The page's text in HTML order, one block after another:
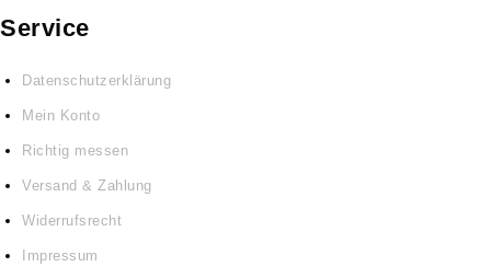
Service
Datenschutzerklärung
Mein Konto
Richtig messen
Versand & Zahlung
Widerrufsrecht
Impressum